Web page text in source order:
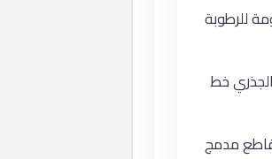
للرطوبة
خط
مدمج